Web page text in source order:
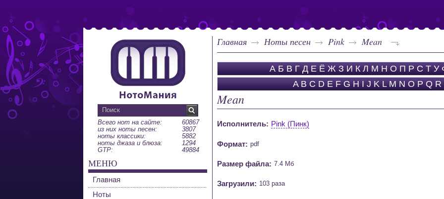
Главная Ноты песен Pink Mean
А Б В Г Д Е Ё Ж З И К Л М Н О П Р С Т У
A B C D E F G H I J K L M N O P Q R
Mean
Исполнитель: Pink (Пинк)
Формат: pdf
Размер файла: 7.4 Мб
Загрузили: 103 раза
Всего нот на сайте:
60867
из них ноты песен:
3807
ноты классики:
5882
ноты джаза и блюза:
1294
GTP:
49884
МЕНЮ
Главная
Ноты